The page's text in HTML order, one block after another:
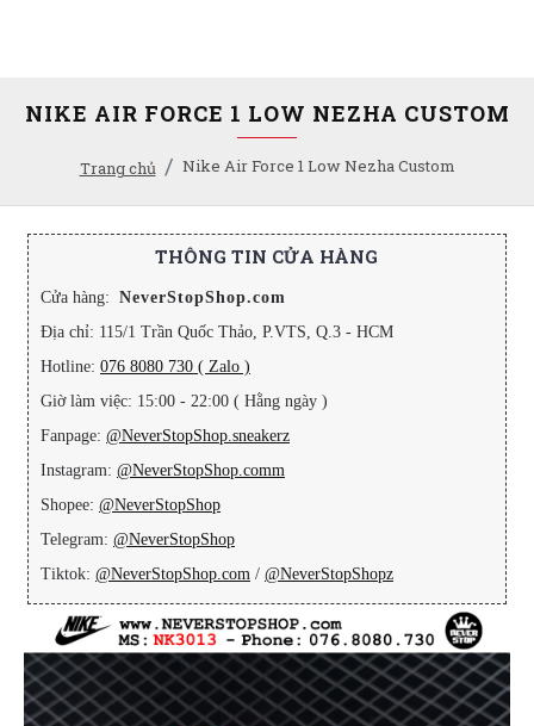
Trang chủ Nike Air Force 1 Low Nezha Custom
NIKE AIR FORCE 1 LOW NEZHA CUSTOM
THÔNG TIN CỬA HÀNG
Cửa hàng: NeverStopShop.com
Địa chỉ: 115/1 Trần Quốc Thảo, P.VTS, Q.3 - HCM
Hotline: 076 8080 730 ( Zalo )
Giờ làm việc: 15:00 - 22:00 ( Hằng ngày )
Fanpage: @NeverStopShop.sneakerz
Instagram: @NeverStopShop.comm
Shopee: @NeverStopShop
Telegram: @NeverStopShop
Tiktok: @NeverStopShop.com / @NeverStopShopz